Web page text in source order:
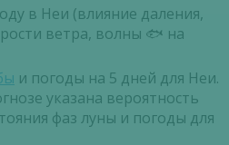
в Неи (влияние даления,
ветра, волны 🐟 на
и погоды на 5 дней для Неи.
указана вероятность
фаз луны и погоды для